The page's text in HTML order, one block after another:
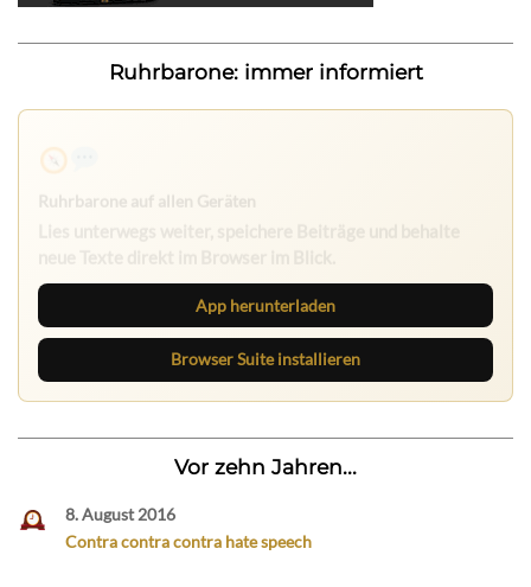
Ruhrbarone: immer informiert
App herunterladen
Browser Suite installieren
Vor zehn Jahren...
8. August 2016
Contra contra contra hate speech